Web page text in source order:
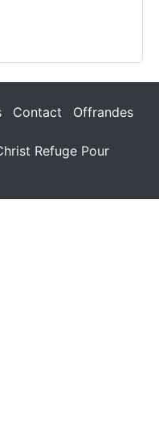
Contact
Offrandes
Refuge Pour